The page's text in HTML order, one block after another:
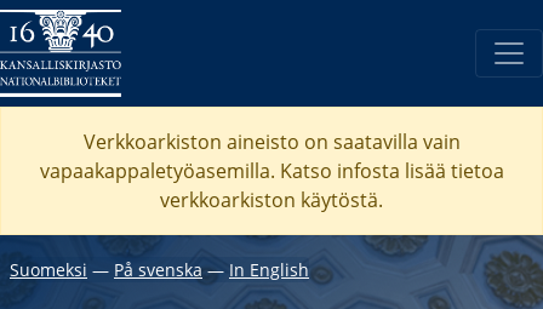
Verkkoarkiston aineisto on saatavilla vain
vapaakappaletyöasemilla. Katso infosta lisää tietoa
verkkoarkiston käytöstä.
Suomeksi ― På svenska― In English